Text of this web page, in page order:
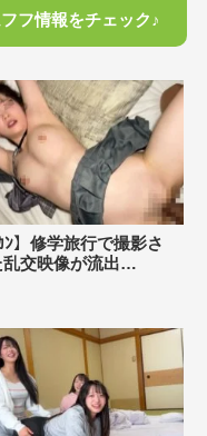
フ情報をチェック♪
ﾝ】修学旅行で撮影さ
乱交映像が流出…